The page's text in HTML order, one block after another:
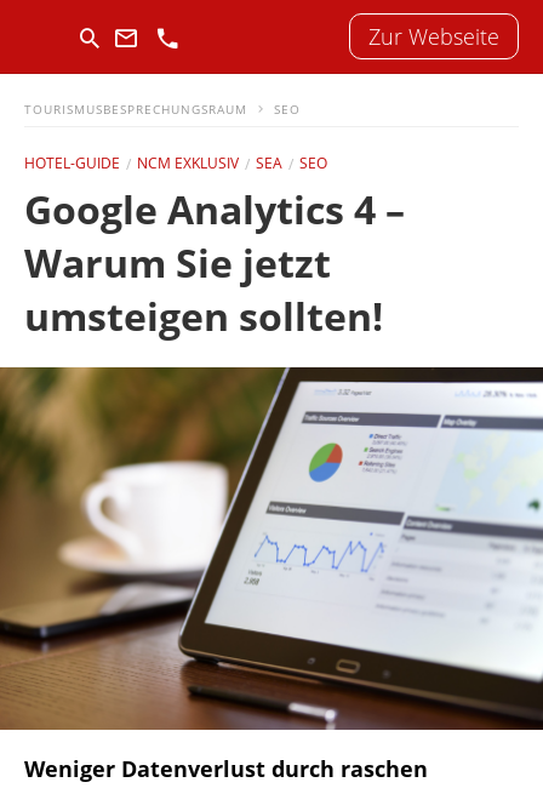
Zur Webseite
TOURISMUSBESPRECHUNGSRAUM SEO
HOTEL-GUIDE NCM EXKLUSIV SEA SEO
Google Analytics 4 –
Warum Sie jetzt
umsteigen sollten!
Weniger Datenverlust durch raschen